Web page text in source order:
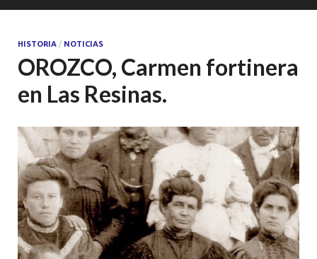
HISTORIA / NOTICIAS
OROZCO, Carmen fortinera
en Las Resinas.